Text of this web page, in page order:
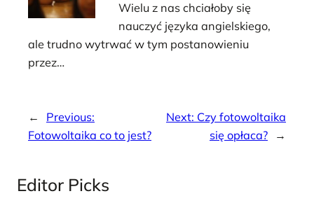
Wielu z nas chciałoby się
nauczyć języka angielskiego,
ale trudno wytrwać w tym postanowieniu
przez…
←
Previous:
Fotowoltaika co to jest?
Next: Czy fotowoltaika
się opłaca?
→
Editor Picks